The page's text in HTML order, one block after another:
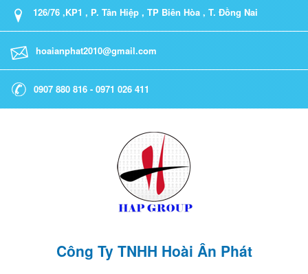
126/76 ,KP1 , P. Tân Hiệp , TP Biên Hòa , T. Đồng Nai
hoaianphat2010@gmail.com
0907 880 816 - 0971 026 411
Công Ty TNHH Hoài Ân Phát